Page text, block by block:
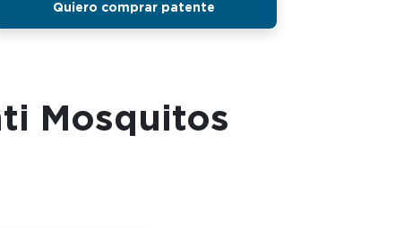
Quiero comprar patente
Mosquitos